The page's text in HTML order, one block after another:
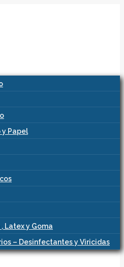
y Papel
Latex y Goma
– Desinfectantes y Viricidas